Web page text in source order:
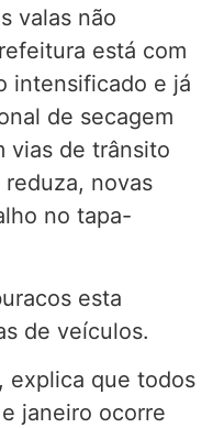
valas não
está com
intensificado e já
de secagem
vias de trânsito
novas
no tapa-
esta
de veículos.
explica que todos
janeiro ocorre